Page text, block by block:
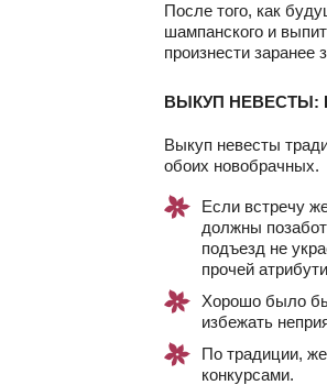
После того, как
шампанского и
произнести заранее
ВЫКУП НЕВЕСТЫ:
Выкуп невесты
обоих новобрачных.
Если встречу
должны
подъезд не
прочей
Хорошо было бы
избежать
По традиции,
конкурсами.